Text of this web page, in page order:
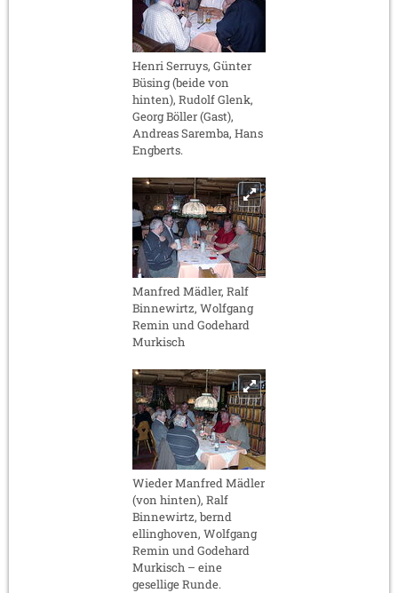
Henri Serruys, Günter
Büsing (beide von
hinten), Rudolf Glenk,
Georg Böller (Gast),
Andreas Saremba, Hans
Engberts.
Manfred Mädler, Ralf
Binnewirtz, Wolfgang
Remin und Godehard
Murkisch
Wieder Manfred Mädler
(von hinten), Ralf
Binnewirtz, bernd
ellinghoven, Wolfgang
Remin und Godehard
Murkisch – eine
gesellige Runde.